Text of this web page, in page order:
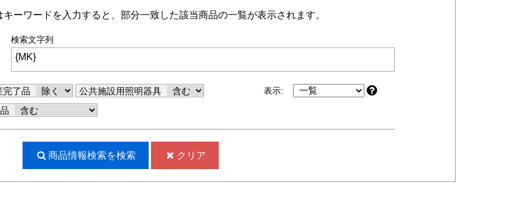
ーワードを入力すると、部分一致した該当商品の一覧が表示されます。
検索文字列
完了品
公共施設用照明器具
表示:
商品情報検索を検索 クリア